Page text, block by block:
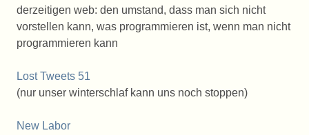
derzeitigen web: den umstand, dass man sich nicht
vorstellen kann, was programmieren ist, wenn man nicht
programmieren kann
Lost Tweets 51
(nur unser winterschlaf kann uns noch stoppen)
New Labor